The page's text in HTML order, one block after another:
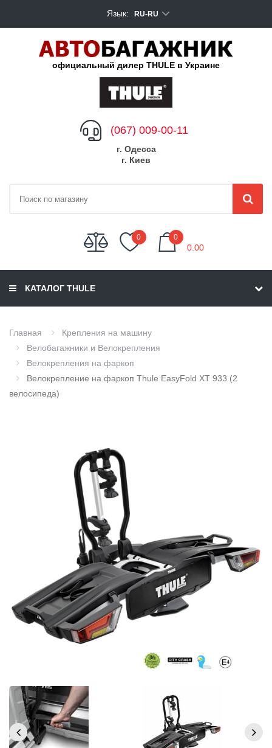
Язык: RU-RU
официальный дилер THULE в Украине
(067) 009-00-11
г. Одесса
г. Киев
0 0
0.00
КАТАЛОГ THULE
Главная
Крепления на машину
Велобагажники и Велокрепления
Велокрепления на фаркоп
Велокрепление на фаркоп Thule EasyFold XT 933 (2
велосипеда)